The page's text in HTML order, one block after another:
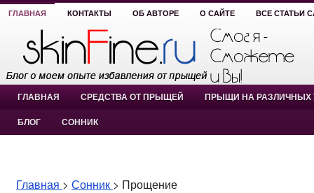
ГЛАВНАЯ КОНТАКТЫ ОБ АВТОРЕ О САЙТЕ ВСЕ СТАТЬИ
ГЛАВНАЯ СРЕДСТВА ОТ ПРЫЩЕЙ ПРЫЩИ НА РАЗЛИЧНЫХ
БЛОГ СОННИК
Главная > Сонник > Прощение